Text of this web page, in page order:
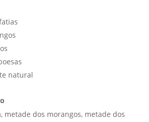
natural
metade dos morangos, metade dos